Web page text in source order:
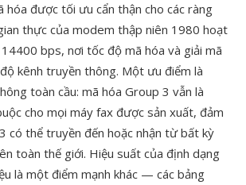
hóa được tối ưu cẩn thận cho các ràng
thực của modem thập niên 1980 hoạt
bps, nơi tốc độ mã hóa và giải mã
kênh truyền thông. Một ưu điểm là
toàn cầu: mã hóa Group 3 vẫn là
cho mọi máy fax được sản xuất, đảm
có thể truyền đến hoặc nhận từ bất kỳ
toàn thế giới. Hiệu suất của định dạng
là một điểm mạnh khác — các bảng